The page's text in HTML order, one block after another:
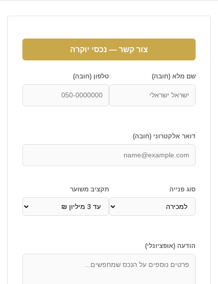
צור קשר — נכסי יוקרה
שם מלא (חובה) טלפון (חובה)
דואר אלקטרוני (חובה)
סוג פנייה תקציב משוער
הודעה (אופציונלי)